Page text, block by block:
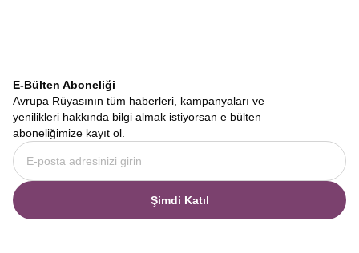
E-Bülten Aboneliği
Avrupa Rüyasının tüm haberleri, kampanyaları ve
yenilikleri hakkında bilgi almak istiyorsan e bülten
aboneliğimize kayıt ol.
Şimdi Katıl